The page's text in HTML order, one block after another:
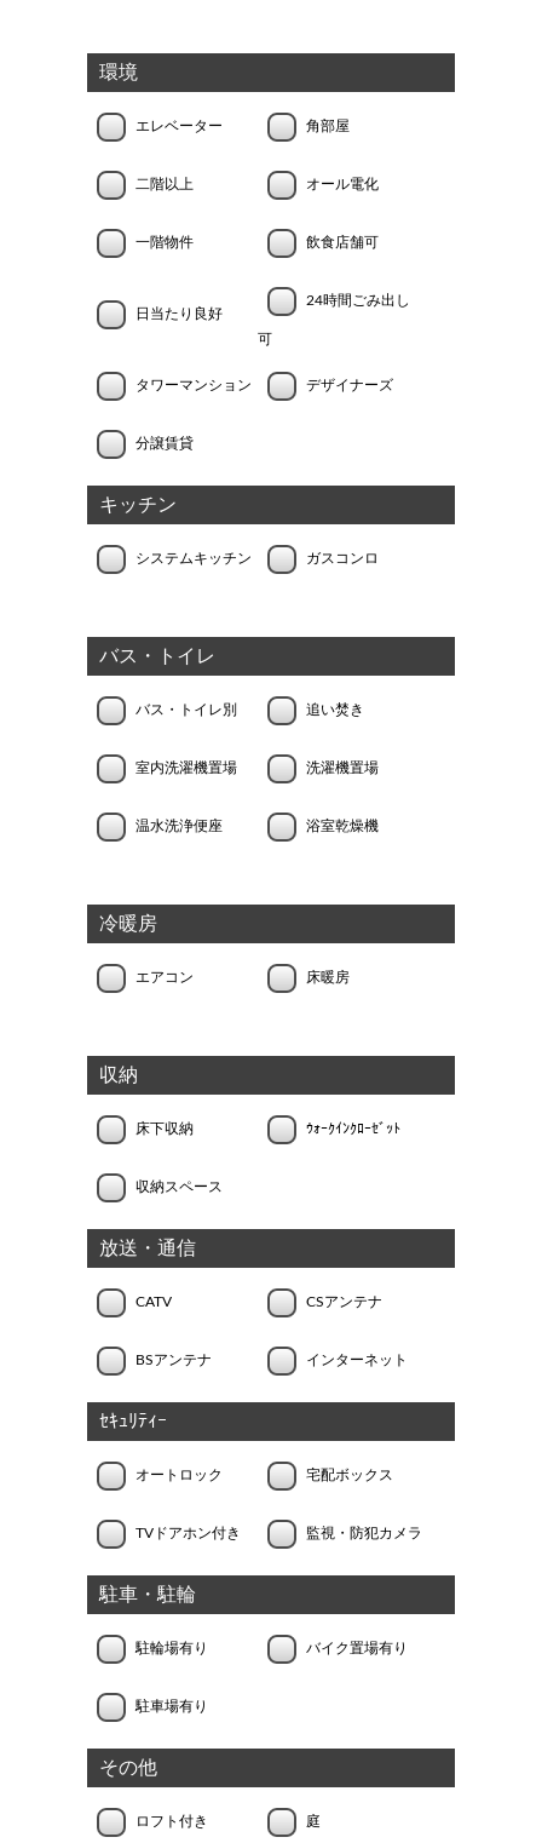
環境
エレベーター 角部屋
二階以上 オール電化
一階物件 飲食店舗可
日当たり良好
24時間ごみ出し
可
タワーマンション デザイナーズ
分譲賃貸
キッチン
システムキッチン ガスコンロ
バス・トイレ
バス・トイレ別 追い焚き
室内洗濯機置場 洗濯機置場
温水洗浄便座 浴室乾燥機
冷暖房
エアコン 床暖房
収納
床下収納 ｳｫｰｸｲﾝｸﾛｰｾﾞｯﾄ
収納スペース
放送・通信
CATV CSアンテナ
BSアンテナ インターネット
ｾｷｭﾘﾃｨｰ
オートロック 宅配ボックス
TVドアホン付き 監視・防犯カメラ
駐車・駐輪
駐輪場有り バイク置場有り
駐車場有り
その他
ロフト付き 庭